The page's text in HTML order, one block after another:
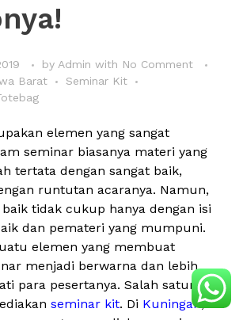
by Admin with No Comment
Barat
Seminar Kit
elemen yang sangat
seminar biasanya materi yang
tertata dengan sangat baik,
runtutan acaranya. Namun,
tidak cukup hanya dengan isi
dan pemateri yang mumpuni.
elemen yang membuat
menjadi berwarna dan lebih
para pesertanya. Salah satunya
seminar kit. Di Kuningan,